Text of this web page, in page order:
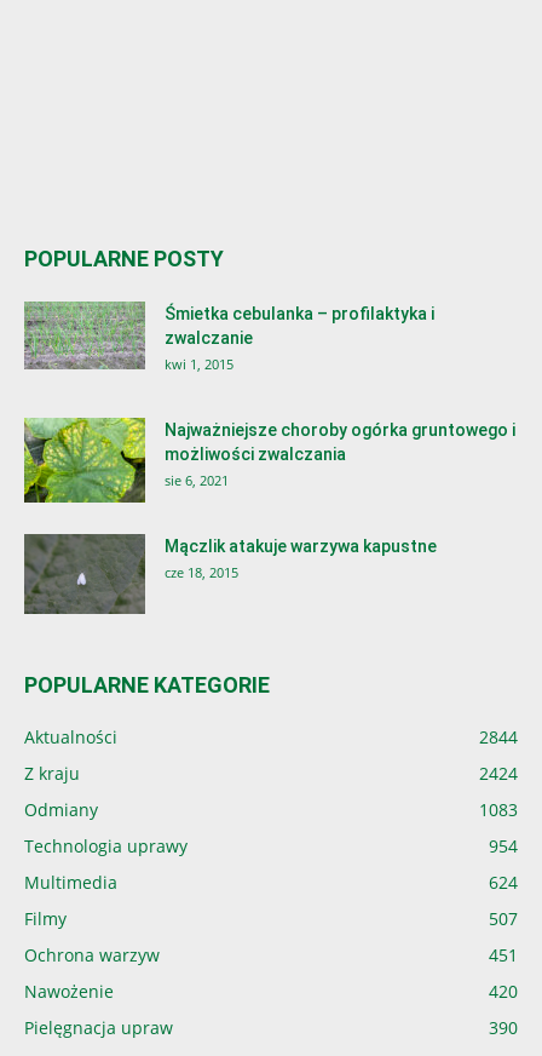
POPULARNE POSTY
Śmietka cebulanka – profilaktyka i
zwalczanie
kwi 1, 2015
Najważniejsze choroby ogórka gruntowego i
możliwości zwalczania
sie 6, 2021
Mączlik atakuje warzywa kapustne
cze 18, 2015
POPULARNE KATEGORIE
Aktualności
2844
Z kraju
2424
Odmiany
1083
Technologia uprawy
954
Multimedia
624
Filmy
507
Ochrona warzyw
451
Nawożenie
420
Pielęgnacja upraw
390